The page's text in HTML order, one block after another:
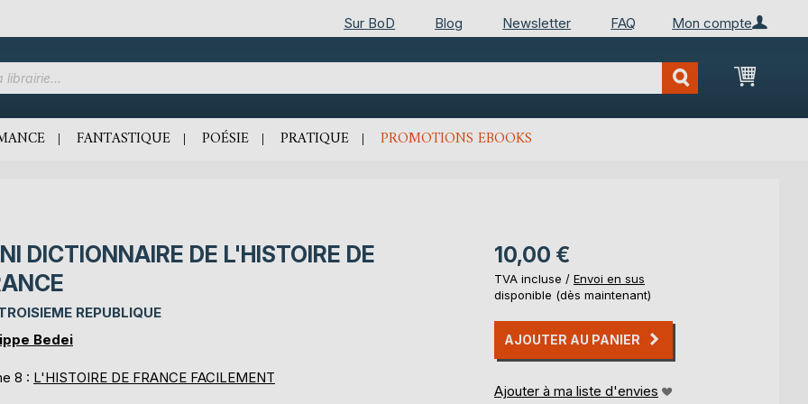
Mon compte
Sur BoD Blog Newsletter FAQ
Mon
FANTASTIQUE POÉSIE PRATIQUE PROMOTIONS EBOOKS
DICTIONNAIRE DE L'HISTOIRE DE
REPUBLIQUE
Bedei
8 : L'HISTOIRE DE FRANCE FACILEMENT
10,00 €
TVA incluse / Envoi en sus
disponible (dès maintenant)
AJOUTER AU PANIER
Ajouter à ma liste d'envies